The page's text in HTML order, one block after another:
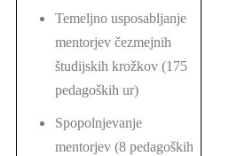
Temeljno usposabljanje
mentorjev čezmejnih
študijskih krožkov (175
pedagoških ur)
Spopolnjevanje
mentorjev (8 pedagoških